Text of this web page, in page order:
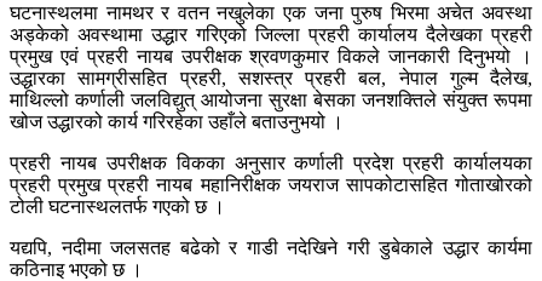
घटनास्थलमा नामथर र वतन नखुलेका एक जना पुरुष भिरमा अचेत अवस्था
अड्केको अवस्थामा उद्धार गरिएको जिल्ला प्रहरी कार्यालय दैलेखका प्रहरी
प्रमुख एवं प्रहरी नायब उपरीक्षक श्रवणकुमार विकले जानकारी दिनुभयो ।
उद्धारका सामग्रीसहित प्रहरी, सशस्त्र प्रहरी बल, नेपाल गुल्म दैलेख,
माथिल्लो कर्णाली जलविद्युत् आयोजना सुरक्षा बेसका जनशक्तिले संयुक्त रूपमा
खोज उद्धारको कार्य गरिरहेका उहाँले बताउनुभयो ।
प्रहरी नायब उपरीक्षक विकका अनुसार कर्णाली प्रदेश प्रहरी कार्यालयका
प्रहरी प्रमुख प्रहरी नायब महानिरीक्षक जयराज सापकोटासहित गोताखोरको
टोली घटनास्थलतर्फ गएको छ ।
यद्यपि, नदीमा जलसतह बढेको र गाडी नदेखिने गरी डुबेकाले उद्धार कार्यमा
कठिनाइ भएको छ ।